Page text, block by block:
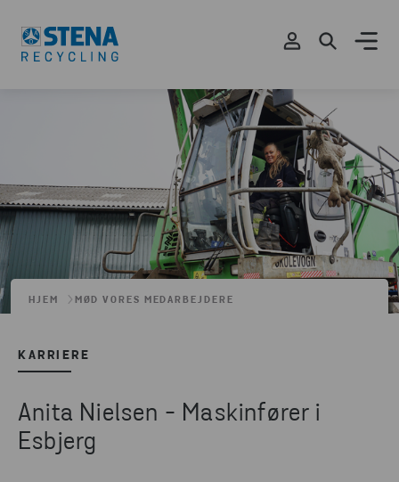
HJEM MØD VORES MEDARBEJDERE
KARRIERE
Anita Nielsen - Maskinfører i
Esbjerg